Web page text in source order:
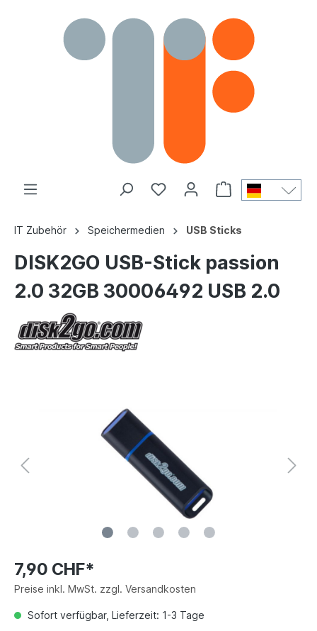
IT Zubehör Speichermedien USB Sticks
DISK2GO USB-Stick passion
2.0 32GB 30006492 USB 2.0
7,90 CHF*
Preise inkl. MwSt. zzgl. Versandkosten
Sofort verfügbar, Lieferzeit: 1-3 Tage